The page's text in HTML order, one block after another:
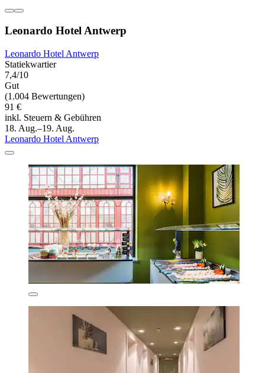
Leonardo Hotel Antwerp
Leonardo Hotel Antwerp
Statiekwartier
7,4/10
Gut
(1.004 Bewertungen)
91 €
inkl. Steuern & Gebühren
18. Aug.–19. Aug.
Leonardo Hotel Antwerp